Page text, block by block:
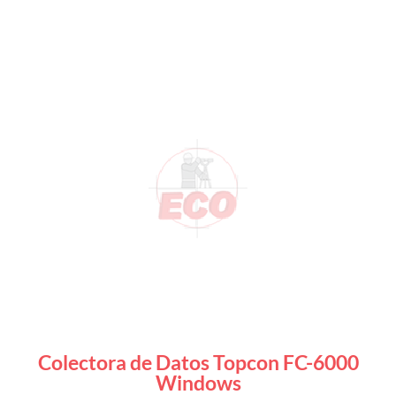
Colectora de Datos Topcon FC-6000
Windows